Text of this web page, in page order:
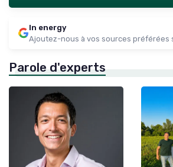
In energy
Ajoutez-nous à vos sources préférées
Parole d'experts